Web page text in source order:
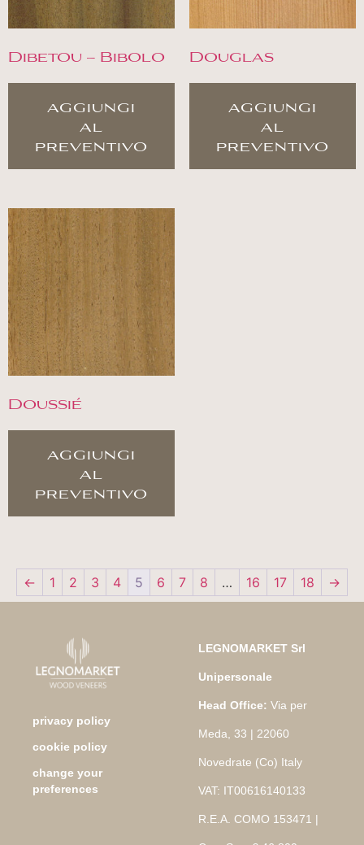
Dibetou – Bibolo
aggiungi
al
preventivo
Douglas
aggiungi
al
preventivo
Doussié
aggiungi
al
preventivo
← 1 2 3 4 5 6 7 8 … 16 17 18 →
privacy policy
cookie policy
change your
preferences
LEGNOMARKET Srl
Unipersonale
Head Office: Via per
Meda, 33 | 22060
Novedrate (Co) Italy
VAT: IT00616140133
R.E.A. COMO 153471 |